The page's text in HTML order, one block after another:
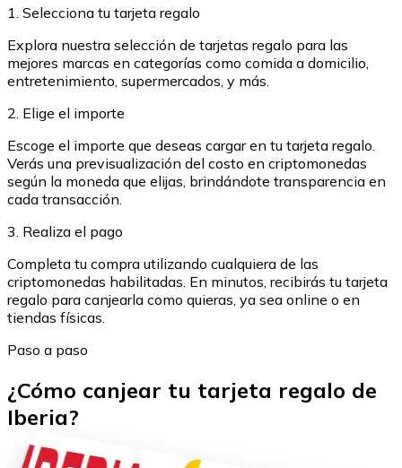
1. Selecciona tu tarjeta regalo
Explora nuestra selección de tarjetas regalo para las
mejores marcas en categorías como comida a domicilio,
entretenimiento, supermercados, y más.
2. Elige el importe
Escoge el importe que deseas cargar en tu tarjeta regalo.
Verás una previsualización del costo en criptomonedas
según la moneda que elijas, brindándote transparencia en
cada transacción.
3. Realiza el pago
Completa tu compra utilizando cualquiera de las
criptomonedas habilitadas. En minutos, recibirás tu tarjeta
regalo para canjearla como quieras, ya sea online o en
tiendas físicas.
Paso a paso
¿Cómo canjear tu tarjeta regalo de
Iberia?